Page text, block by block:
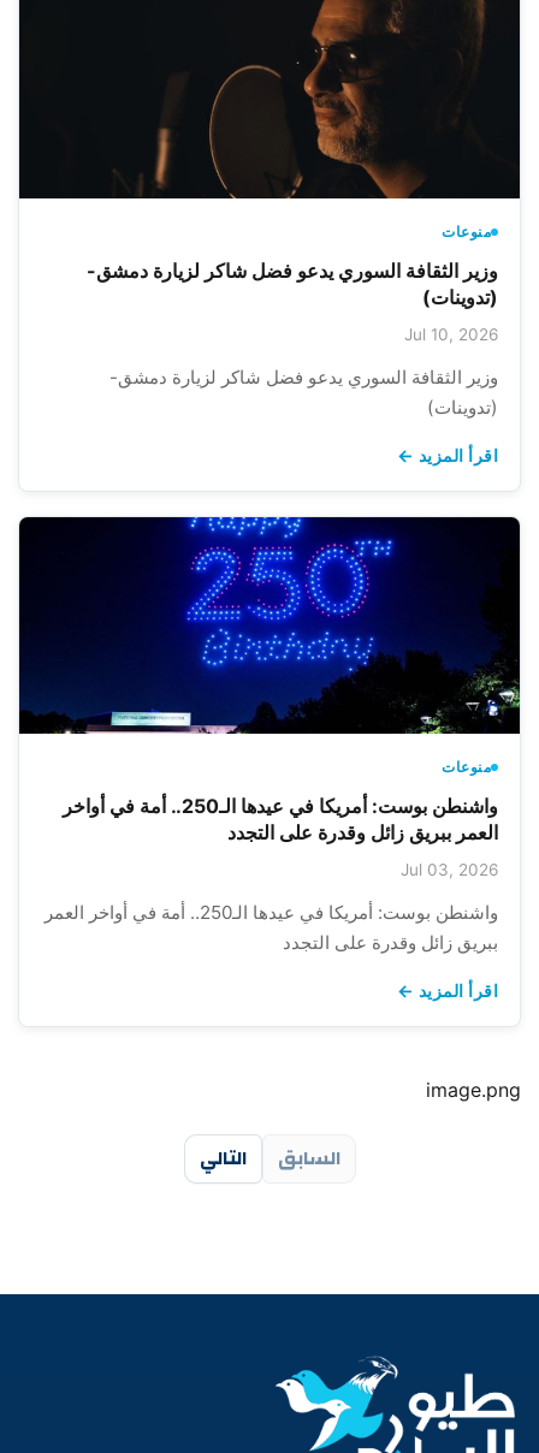
منوعات
وزير الثقافة السوري يدعو فضل شاكر لزيارة دمشق-
(تدوينات)
Jul 10, 2026
وزير الثقافة السوري يدعو فضل شاكر لزيارة دمشق-
(تدوينات)
اقرأ المزيد ←
منوعات
واشنطن بوست: أمريكا في عيدها الـ250.. أمة في أواخر
العمر ببريق زائل وقدرة على التجدد
Jul 03, 2026
واشنطن بوست: أمريكا في عيدها الـ250.. أمة في أواخر العمر
ببريق زائل وقدرة على التجدد
اقرأ المزيد ←
image.png
السابق التالي